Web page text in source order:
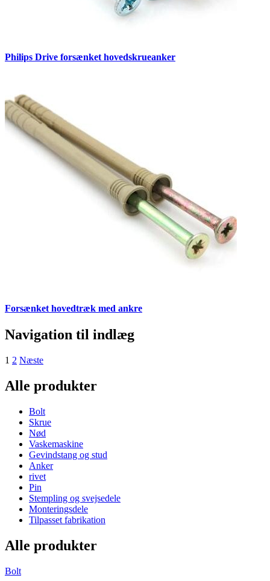
Philips Drive forsænket hovedskrueanker
Forsænket hovedtræk med ankre
Navigation til indlæg
1 2 Næste
Alle produkter
Bolt
Skrue
Nød
Vaskemaskine
Gevindstang og stud
Anker
rivet
Pin
Stempling og svejsedele
Monteringsdele
Tilpasset fabrikation
Alle produkter
Bolt